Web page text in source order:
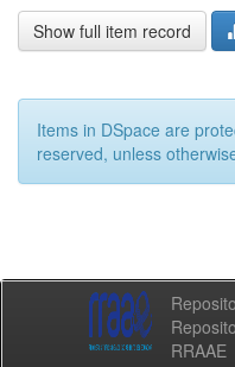
Show full item record
Items in DSpace are
reserved, unless
RRAAE